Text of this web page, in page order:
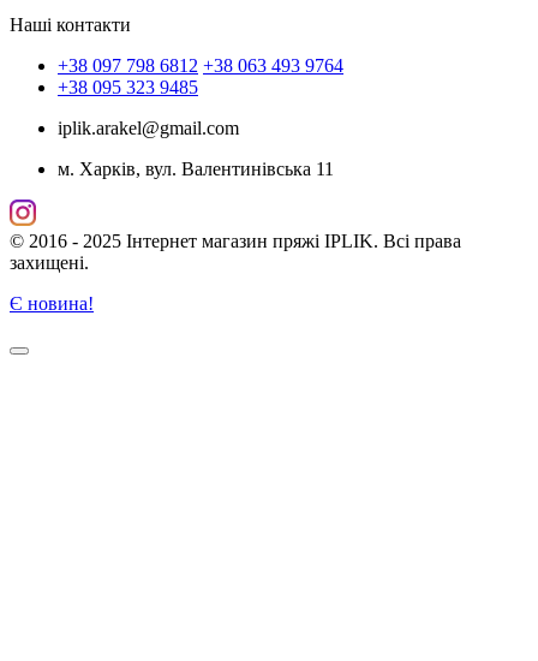
Наші контакти
+38 097 798 6812 +38 063 493 9764
+38 095 323 9485
iplik.arakel@gmail.com
м. Харків, вул. Валентинівська 11
© 2016 - 2025 Інтернет магазин пряжі IPLIK. Всі права
захищені.
Є новина!